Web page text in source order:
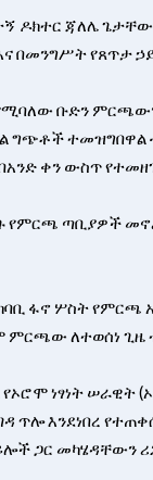
ዶክተር ጃለሌ
በመንግሥት የጸጥታ
ቡድን ምርጫውን
ግጭቶች
ቀን ውስጥ
የምርጫ ጣቢያዎች
ፋኖ ሦስት
ለተወሰነ ጊዜ
ነፃነት ሠራዊት
ጥሎ እንደነበረ
ጋር መካሄዳቸውን